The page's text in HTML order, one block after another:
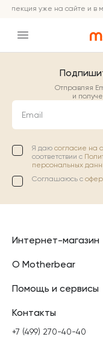
уже на сайте и в
Отправляя
и
Email
Я даю согласие на
соответствии с
персональных
Соглашаюсь с
Интернет-магазин
О Motherbear
Помощь и сервисы
Контакты
+7 (499) 270-40-40